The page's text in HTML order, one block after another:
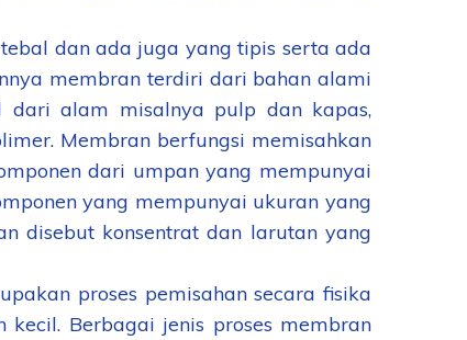
dan ada juga yang tipis serta ada
membran terdiri dari bahan alami
dari alam misalnya pulp dan kapas,
Membran berfungsi memisahkan
dari umpan yang mempunyai
yang mempunyai ukuran yang
disebut konsentrat dan larutan yang
proses pemisahan secara fisika
Berbagai jenis proses membran